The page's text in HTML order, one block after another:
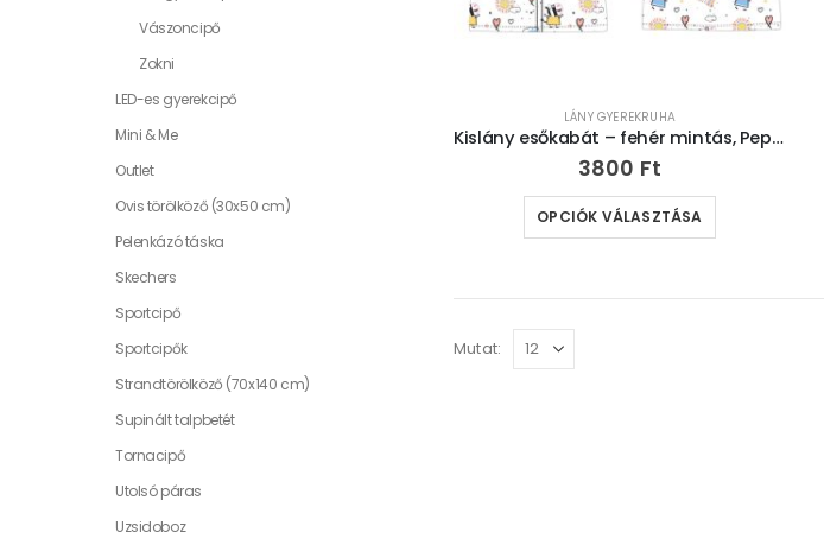
LÁNY GYEREKRUHA
Kislány esőkabát – fehér mintás, Peppa Malac
3800 Ft
OPCIÓK VÁLASZTÁSA
Mutat:
Vászoncipő
Zokni
LED-es gyerekcipő
Mini & Me
Outlet
Ovis törölköző (30x50 cm)
Pelenkázó táska
Skechers
Sportcipő
Sportcipők
Strandtörölköző (70x140 cm)
Supinált talpbetét
Tornacipő
Utolsó páras
Uzsidoboz